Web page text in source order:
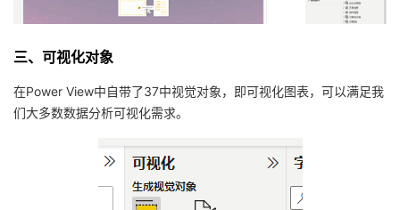
三、可视化对象
在Power View中自带了37中视觉对象，即可视化图表，可以满足我
们大多数数据分析可视化需求。